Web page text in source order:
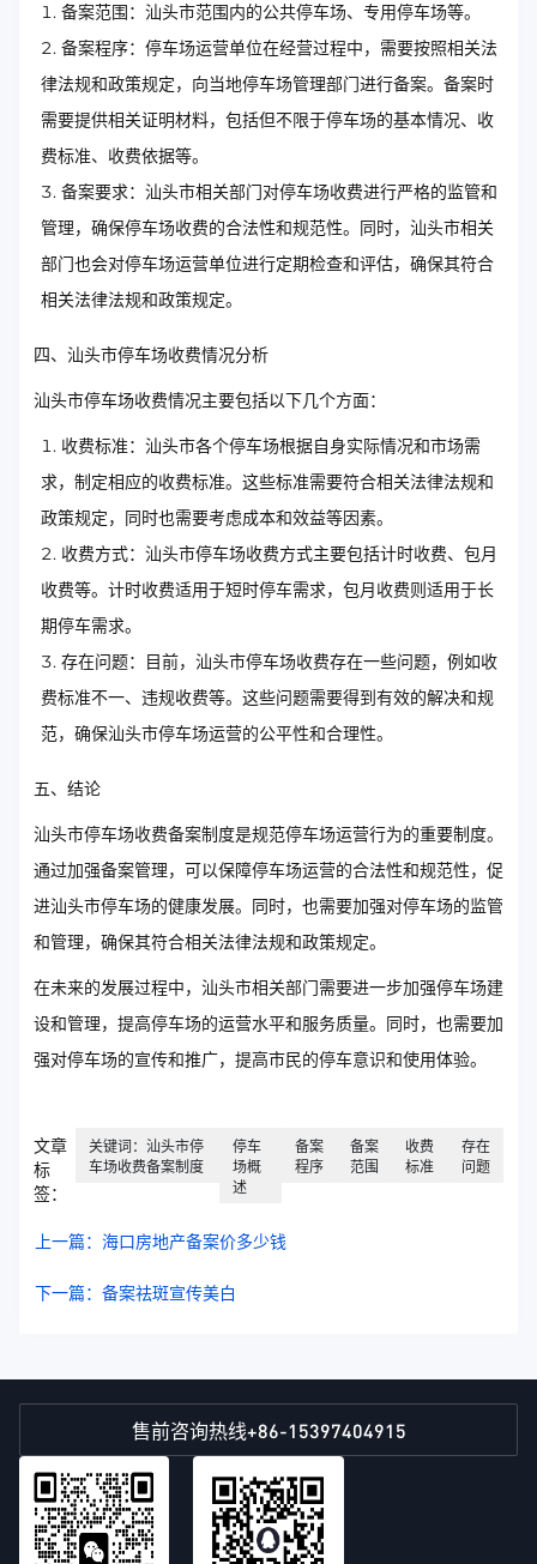
备案范围：汕头市范围内的公共停车场、专用停车场等。
备案程序：停车场运营单位在经营过程中，需要按照相关法
律法规和政策规定，向当地停车场管理部门进行备案。备案时
需要提供相关证明材料，包括但不限于停车场的基本情况、收
费标准、收费依据等。
备案要求：汕头市相关部门对停车场收费进行严格的监管和
管理，确保停车场收费的合法性和规范性。同时，汕头市相关
部门也会对停车场运营单位进行定期检查和评估，确保其符合
相关法律法规和政策规定。
四、汕头市停车场收费情况分析
汕头市停车场收费情况主要包括以下几个方面：
收费标准：汕头市各个停车场根据自身实际情况和市场需
求，制定相应的收费标准。这些标准需要符合相关法律法规和
政策规定，同时也需要考虑成本和效益等因素。
收费方式：汕头市停车场收费方式主要包括计时收费、包月
收费等。计时收费适用于短时停车需求，包月收费则适用于长
期停车需求。
存在问题：目前，汕头市停车场收费存在一些问题，例如收
费标准不一、违规收费等。这些问题需要得到有效的解决和规
范，确保汕头市停车场运营的公平性和合理性。
五、结论
汕头市停车场收费备案制度是规范停车场运营行为的重要制度。
通过加强备案管理，可以保障停车场运营的合法性和规范性，促
进汕头市停车场的健康发展。同时，也需要加强对停车场的监管
和管理，确保其符合相关法律法规和政策规定。
在未来的发展过程中，汕头市相关部门需要进一步加强停车场建
设和管理，提高停车场的运营水平和服务质量。同时，也需要加
强对停车场的宣传和推广，提高市民的停车意识和使用体验。
文章
标
签：
关键词：汕头市停
车场收费备案制度
停车
场概
述
备案
程序
备案
范围
收费
标准
存在
问题
上一篇：海口房地产备案价多少钱
下一篇：备案祛斑宣传美白
售前咨询热线+86-15397404915